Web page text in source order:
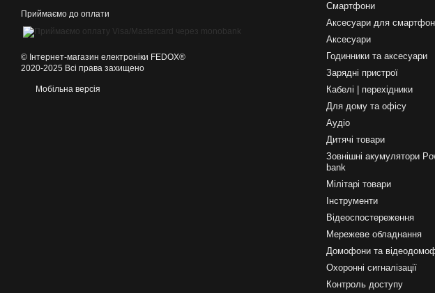
Приймаємо до оплати
©️ Інтернет-магазин електроніки FEDOX®
2020-2025 Всі права захищено
Мобільна версія
Смартфони
Аксесуари для
Аксесуари
Годинники та аксесуари
Зарядні пристрої
Кабелі | перехідники
Для дому та офісу
Аудіо
Дитячі товари
Зовнішні акумулятори
bank
Мілітарі товари
Інструменти
Відеоспостереження
Мережеве обладнання
Домофони та
Охоронні сигналізації
Контроль доступу